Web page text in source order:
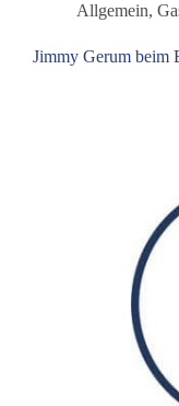
Allgemein,
Jimmy Gerum beim